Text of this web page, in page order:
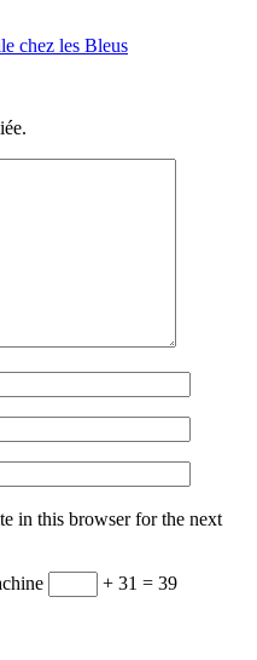
chez les Bleus
in this browser for the next
+ 31 = 39